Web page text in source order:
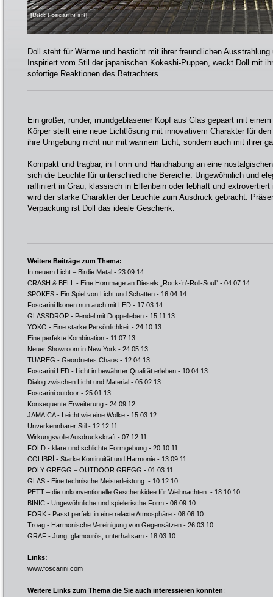
[Bild: Foscarini srl]
Doll steht für Wärme und besticht mit ihrer freundlichen
Inspiriert vom Stil der japanischen Kokeshi-Puppen, weckt Doll mit
sofortige Reaktionen des Betrachters.
Ein großer, runder, mundgeblasener Kopf aus Glas gepaart mit
Körper stellt eine neue Lichtlösung mit innovativem Charakter für
ihre Umgebung nicht nur mit warmem Licht, sondern auch mit ihrer
Kompakt und tragbar, in Form und Handhabung an eine
sich die Leuchte für unterschiedliche Bereiche. Ungewöhnlich und
raffiniert in Grau, klassisch in Elfenbein oder lebhaft und
wird der starke Charakter der Leuchte zum Ausdruck gebracht.
Verpackung ist Doll das ideale Geschenk.
Weitere Beiträge zum Thema:
In neuem Licht – Birdie Metal - 23.09.14
CRASH & BELL - Eine Hommage an Diesels „Rock-’n’-Roll-Soul“ - 04.07.14
SPOKES - Ein Spiel von Licht und Schatten - 16.04.14
Foscarini Ikonen nun auch mit LED - 17.03.14
GLASSDROP - Pendel mit Doppelleben - 15.11.13
YOKO - Eine starke Persönlichkeit - 24.10.13
Eine perfekte Kombination - 11.07.13
Neuer Showroom in New York - 24.05.13
TUAREG - Geordnetes Chaos - 12.04.13
Foscarini LED - Licht in bewährter Qualität erleben - 10.04.13
Dialog zwischen Licht und Material - 05.02.13
Foscarini outdoor - 25.01.13
Konsequente Erweiterung - 24.09.12
JAMAICA - Leicht wie eine Wolke - 15.03.12
Unverkennbarer Stil - 12.12.11
Wirkungsvolle Ausdruckskraft - 07.12.11
FOLD - klare und schlichte Formgebung - 20.10.11
COLIBRÌ - Starke Kontinuität und Harmonie - 13.09.11
POLY GREGG – OUTDOOR GREGG - 01.03.11
GLAS - Eine technische Meisterleistung - 10.12.10
PETT – die unkonventionelle Geschenkidee für Weihnachten - 18.10.10
BINIC - Ungewöhnliche und spielerische Form - 06.09.10
FORK - Passt perfekt in eine relaxte Atmosphäre - 08.06.10
Troag - Harmonische Vereinigung von Gegensätzen - 26.03.10
GRAF - Jung, glamourös, unterhaltsam - 18.03.10
Links:
www.foscarini.com
Weitere Links zum Thema die Sie auch interessieren könnten: